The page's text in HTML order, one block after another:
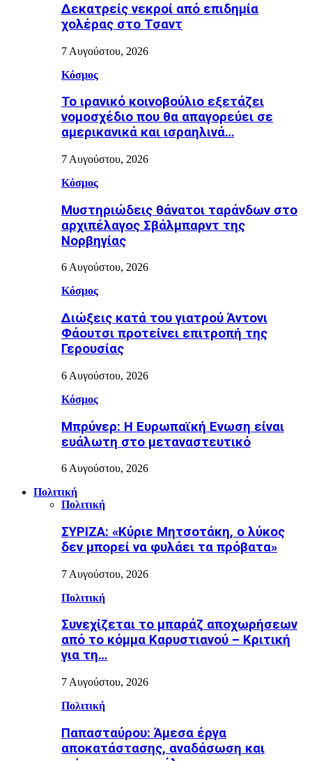
Δεκατρείς νεκροί από επιδημία
χολέρας στο Τσαντ
7 Αυγούστου, 2026
Κόσμος
Το ιρανικό κοινοβούλιο εξετάζει
νομοσχέδιο που θα απαγορεύει σε
αμερικανικά και ισραηλινά…
7 Αυγούστου, 2026
Κόσμος
Μυστηριώδεις θάνατοι ταράνδων στο
αρχιπέλαγος Σβάλμπαρντ της
Νορβηγίας
6 Αυγούστου, 2026
Κόσμος
Διώξεις κατά του γιατρού Άντονι
Φάουτσι προτείνει επιτροπή της
Γερουσίας
6 Αυγούστου, 2026
Κόσμος
Μπρύνερ: Η Ευρωπαϊκή Ενωση είναι
ευάλωτη στο μεταναστευτικό
6 Αυγούστου, 2026
Πολιτική
Πολιτική
ΣΥΡΙΖΑ: «Κύριε Μητσοτάκη, ο λύκος
δεν μπορεί να φυλάει τα πρόβατα»
7 Αυγούστου, 2026
Πολιτική
Συνεχίζεται το μπαράζ αποχωρήσεων
από το κόμμα Καρυστιανού – Κριτική
για τη…
7 Αυγούστου, 2026
Πολιτική
Παπασταύρου: Άμεσα έργα
αποκατάστασης, αναδάσωση και